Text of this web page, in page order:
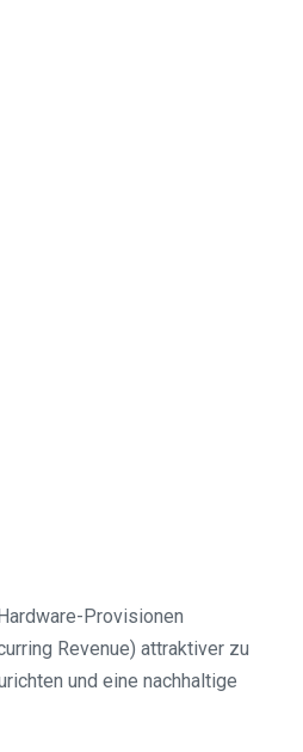
Provisionen
Revenue) attraktiver zu
und eine nachhaltige